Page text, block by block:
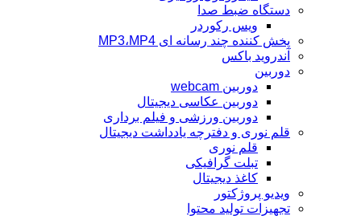
دستگاه ضبط صدا
ویس رکوردر
پخش کننده چند رسانه ای MP3،MP4
آندروید باکس
دوربین
دوربین webcam
دوربین عکاسی دیجیتال
دوربین‌ ورزشی و فیلم برداری
قلم نوری و دفترچه یادداشت دیجیتال
قلم نوری
تبلت گرافیکی
کاغذ دیجیتال
ویدیو پروژکتور
تجهیزات تولید محتوا